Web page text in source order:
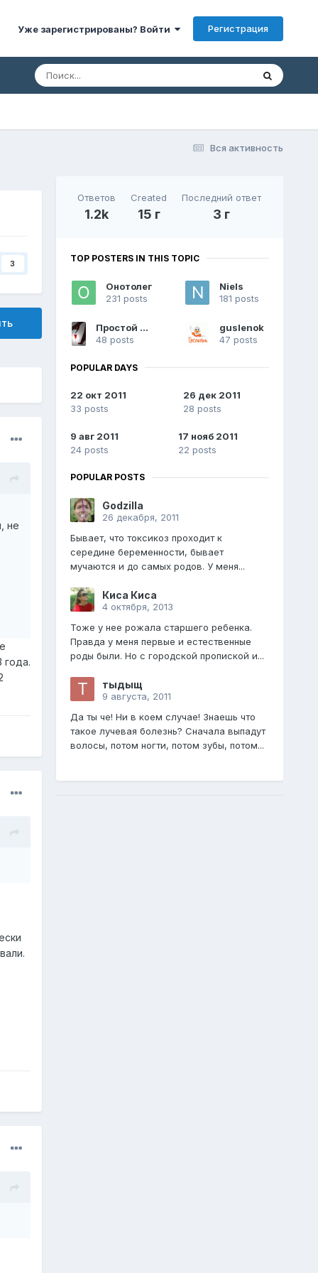
Уже зарегистрированы? Войти Регистрация
Вся активность
3
не
года.
Ответов
1.2k
Created
15 г
Последний ответ
3 г
TOP POSTERS IN THIS TOPIC
Онотолег
231 posts
Niels
181 posts
Простой Обыватель
48 posts
guslenok
47 posts
POPULAR DAYS
22 окт 2011
33 posts
26 дек 2011
28 posts
9 авг 2011
24 posts
17 нояб 2011
22 posts
POPULAR POSTS
Godzilla
26 декабря, 2011
Бывает, что токсикоз проходит к
середине беременности, бывает
мучаются и до самых родов. У меня...
Киса Киса
4 октября, 2013
Тоже у нее рожала старшего ребенка.
Правда у меня первые и естественные
роды были. Но с городской пропиской и...
тыдыщ
9 августа, 2011
Да ты че! Ни в коем случае! Знаешь что
такое лучевая болезнь? Сначала выпадут
волосы, потом ногти, потом зубы, потом...